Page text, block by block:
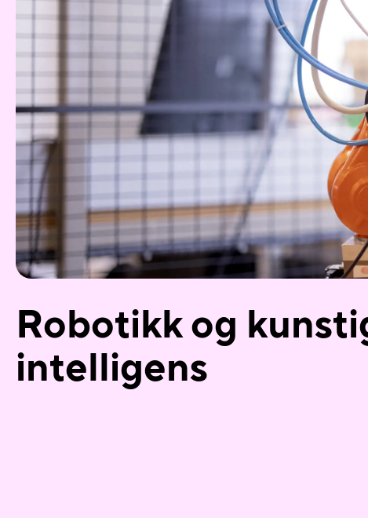
Robotikk og
intelligens